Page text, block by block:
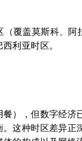
（覆盖莫斯科、阿
利亚时区。
），但数字经济
这种时区差异正